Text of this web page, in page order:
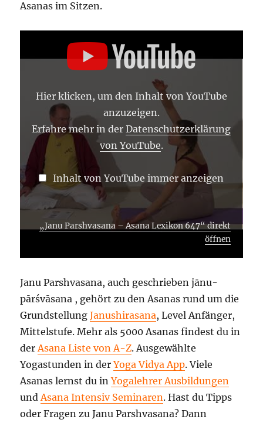
Asanas im Sitzen.
„JANU
PARSHVASANA
ASANA
VON
YOUTUBE
ANZEIGEN
Hier klicken, um den Inhalt von YouTube
anzuzeigen.
Erfahre mehr in derDatenschutzerklärung
von YouTube.
Inhalt von YouTube immer anzeigen
„Janu Parshvasana – Asana Lexikon 647“ direkt
öffnen
Janu Parshvasana, auch geschrieben jānu-
pārśvāsana , gehört zu den Asanas rund um die
GrundstellungJanushirasana, Level Anfänger,
Mittelstufe. Mehr als 5000 Asanas findest du in
der Asana Liste von A-Z. Ausgewählte
Yogastunden in derYoga Vidya App. Viele
Asanas lernst du inYogalehrer Ausbildungen
und Asana Intensiv Seminaren. Hast du Tipps
oder Fragen zu Janu Parshvasana? Dann